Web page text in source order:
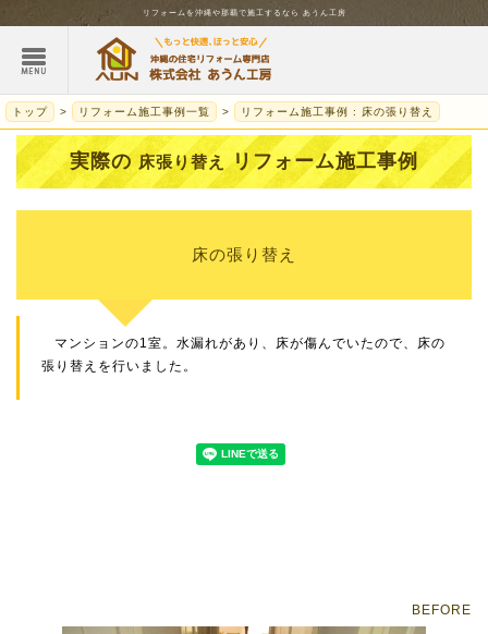
リフォームを 沖縄や那覇で施工するなら あうん工房
トップ リフォーム施工事例一覧 リフォーム施工事例 : 床の張り替え
実際の 床張り替え リフォーム施工事例
床の張り替え
マンションの1室。水漏れがあり、床が傷んでいたので、床の
張り替えを行いました。